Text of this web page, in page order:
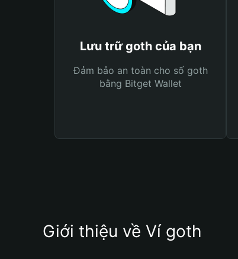
Lưu trữ goth của bạn
Đảm bảo an toàn cho số goth
bằng Bitget Wallet
Giới thiệu về Ví goth